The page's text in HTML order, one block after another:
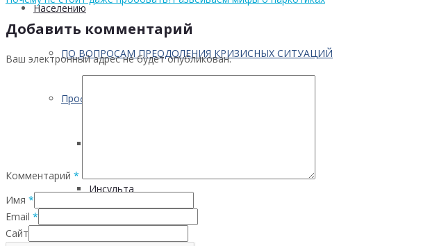
Населению
ПО ВОПРОСАМ ПРЕОДОЛЕНИЯ КРИЗИСНЫХ СИТУАЦИЙ
Профилактика
Инсульта
Добавить комментарий
Ваш электронный адрес не будет опубликован.
Комментарий *
Имя *
Email *
Сайт